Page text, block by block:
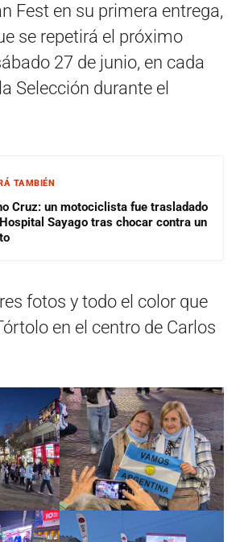
Fest en su primera entrega,
se repetirá el próximo
27 de junio, en cada
Selección durante el
TAMBIÉN
Cruz: un motociclista fue trasladado
Sayago tras chocar contra un
fotos y todo el color que
en el centro de Carlos